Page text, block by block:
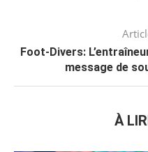
Foot-Divers:
message de
À